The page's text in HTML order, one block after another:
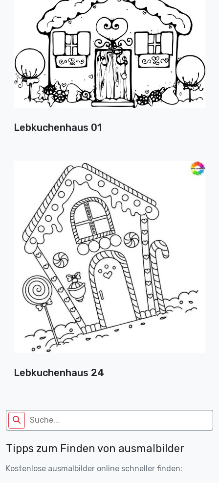
Lebkuchenhaus 01
Lebkuchenhaus 24
Tipps zum Finden von ausmalbilder
Kostenlose ausmalbilder online schneller finden: